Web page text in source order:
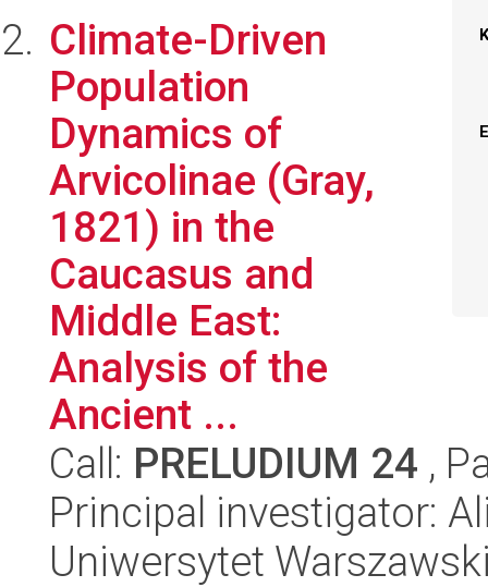
Climate-Driven
Population
Dynamics of
Arvicolinae (Gray,
1821) in the
Caucasus and
Middle East:
Analysis of the
Ancient ...
Call: PRELUDIUM 24 ,
Principal investigator:
Uniwersytet